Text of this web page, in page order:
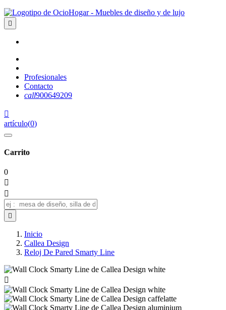

Profesionales
Contacto
call900649209

artículo(0)
Carrito
0



Inicio
Callea Design
Reloj De Pared Smarty Line
